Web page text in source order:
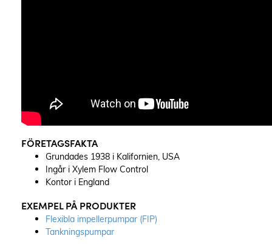
FÖRETAGSFAKTA
Grundades 1938 i Kalifornien, USA
Ingår i Xylem Flow Control
Kontor i England
EXEMPEL PÅ PRODUKTER
Flexibla impellerpumpar (FIP)
Tankningspumpar